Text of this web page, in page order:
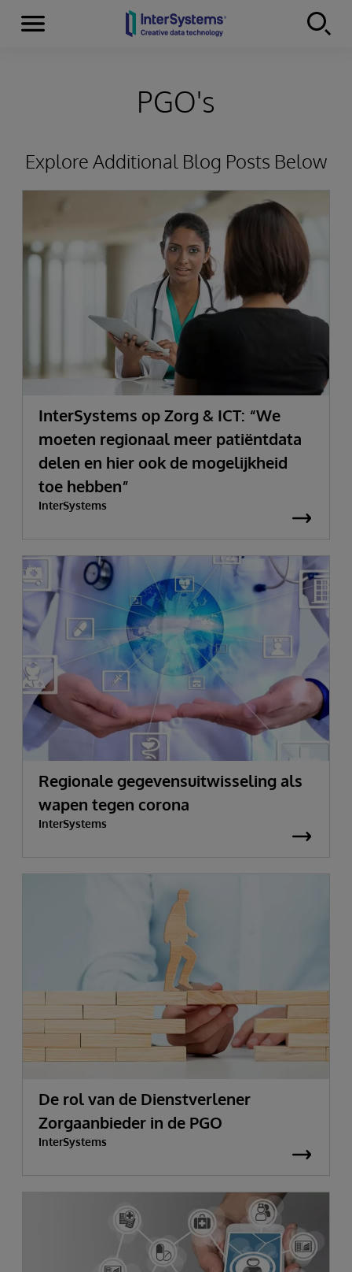
Skip to content
Menu
PGO's
Explore Additional Blog Posts Below
InterSystems op Zorg & ICT: “We
moeten regionaal meer patiëntdata
delen en hier ook de mogelijkheid
toe hebben”
InterSystems
Regionale gegevensuitwisseling als
wapen tegen corona
InterSystems
De rol van de Dienstverlener
Zorgaanbieder in de PGO
InterSystems